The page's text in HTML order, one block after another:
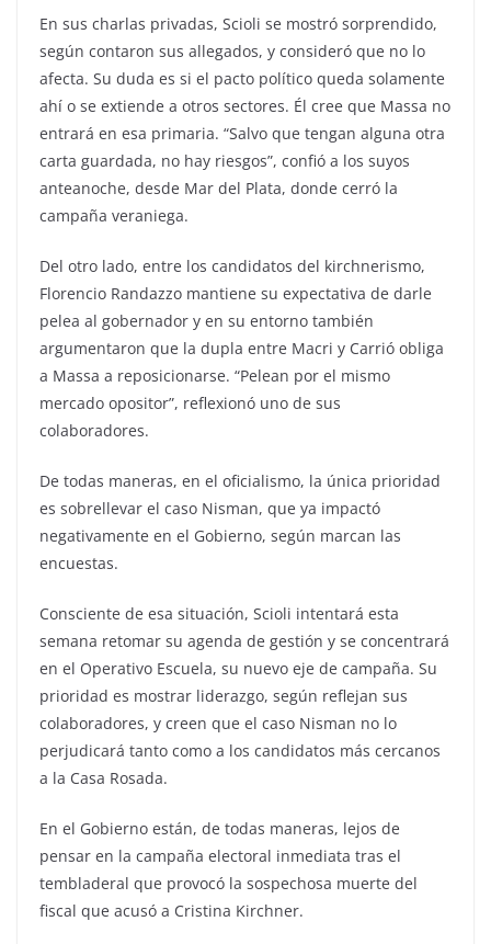
En sus charlas privadas, Scioli se mostró sorprendido,
según contaron sus allegados, y consideró que no lo
afecta. Su duda es si el pacto político queda solamente
ahí o se extiende a otros sectores. Él cree que Massa no
entrará en esa primaria. “Salvo que tengan alguna otra
carta guardada, no hay riesgos”, confió a los suyos
anteanoche, desde Mar del Plata, donde cerró la
campaña veraniega.
Del otro lado, entre los candidatos del kirchnerismo,
Florencio Randazzo mantiene su expectativa de darle
pelea al gobernador y en su entorno también
argumentaron que la dupla entre Macri y Carrió obliga
a Massa a reposicionarse. “Pelean por el mismo
mercado opositor”, reflexionó uno de sus
colaboradores.
De todas maneras, en el oficialismo, la única prioridad
es sobrellevar el caso Nisman, que ya impactó
negativamente en el Gobierno, según marcan las
encuestas.
Consciente de esa situación, Scioli intentará esta
semana retomar su agenda de gestión y se concentrará
en el Operativo Escuela, su nuevo eje de campaña. Su
prioridad es mostrar liderazgo, según reflejan sus
colaboradores, y creen que el caso Nisman no lo
perjudicará tanto como a los candidatos más cercanos
a la Casa Rosada.
En el Gobierno están, de todas maneras, lejos de
pensar en la campaña electoral inmediata tras el
tembladeral que provocó la sospechosa muerte del
fiscal que acusó a Cristina Kirchner.